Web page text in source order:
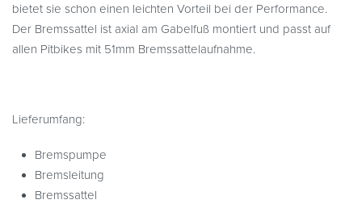
bietet sie schon einen leichten Vorteil bei der Performance.
Der Bremssattel ist axial am Gabelfuß montiert und passt auf
allen Pitbikes mit 51mm Bremssattelaufnahme.
Lieferumfang:
Bremspumpe
Bremsleitung
Bremssattel